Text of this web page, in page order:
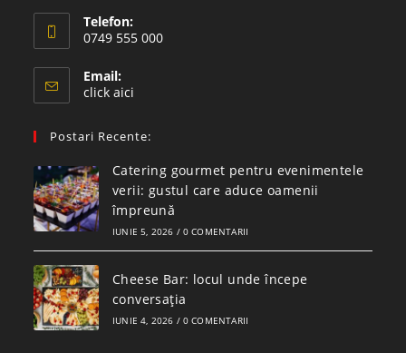
Telefon:
0749 555 000
Email:
click aici
Postari Recente:
Catering gourmet pentru evenimentele
verii: gustul care aduce oamenii
împreună
IUNIE 5, 2026 / 0 COMENTARII
Cheese Bar: locul unde începe
conversația
IUNIE 4, 2026 / 0 COMENTARII